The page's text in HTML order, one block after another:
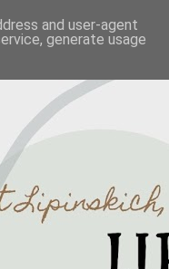
and user-agent
generate usage